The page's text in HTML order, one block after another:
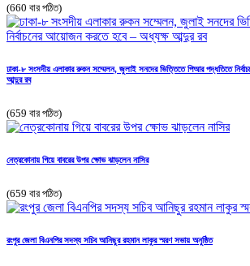
(660 বার পঠিত)
ঢাকা-৮ সংসদীয় এলাকার রুকন সম্মেলন, জুলাই সনদের ভিত্তিতে পিআর পদ্ধতিতে
আব্দুর রব
(659 বার পঠিত)
নেত্রকোনায় গিয়ে বাবরের উপর ক্ষোভ ঝাড়লেন নাসির
(659 বার পঠিত)
রংপুর জেলা বিএনপির সদস্য সচিব আনিছুর রহমান লাকুর স্মরণ সভায় অনুষ্ঠিত